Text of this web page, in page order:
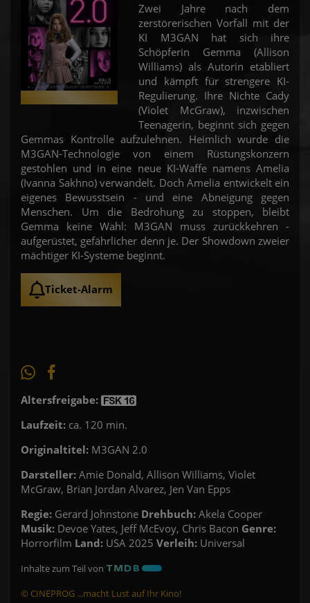
Zwei Jahre nach dem
zerstörerischen Vorfall mit der
KI M3GAN hat sich ihre
Schöpferin Gemma (Allison
Williams) als Autorin etabliert
und kämpft für strengere KI-
Regulierung. Ihre Nichte Cady
(Violet McGraw), inzwischen
Teenagerin, beginnt sich gegen
Gemmas Kontrolle aufzulehnen. Heimlich wurde die
M3GAN-Technologie von einem Rüstungskonzern
gestohlen und in eine neue KI-Waffe namens Amelia
(Ivanna Sakhno) verwandelt. Doch Amelia entwickelt ein
eigenes Bewusstsein - und eine Abneigung gegen
Menschen. Um die Bedrohung zu stoppen, bleibt
Gemma keine Wahl: M3GAN muss zurückkehren -
aufgerüstet, gefährlicher denn je. Der Showdown zweier
mächtiger KI-Systeme beginnt.
Ticket-Alarm
Altersfreigabe:
Laufzeit: ca. 120 min.
Originaltitel: M3GAN 2.0
Darsteller: Amie Donald, Allison Williams, Violet
McGraw, Brian Jordan Alvarez, Jen Van Epps
Regie: Gerard Johnstone Drehbuch: Akela Cooper
Musik: Devoe Yates, Jeff McEvoy, Chris Bacon Genre:
Horrorfilm Land: USA 2025 Verleih: Universal
Inhalte zum Teil von
© CINEPROG ...macht Lust auf Ihr Kino!